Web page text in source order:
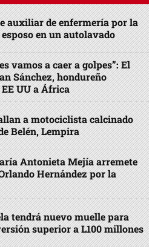
auxiliar de enfermería por la
en un autolavado
vamos a caer a golpes”: El
Sánchez, hondureño
UU a África
a motociclista calcinado
Belén, Lempira
Antonieta Mejía arremete
Hernández por la
tendrá nuevo muelle para
superior a L100 millones